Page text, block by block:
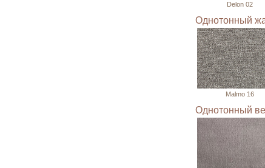
Delon 02
Однотонный
Malmo 16
Однотонный